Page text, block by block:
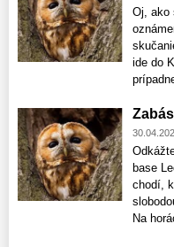
Oj, ako
ide do
base
chodí,
Na